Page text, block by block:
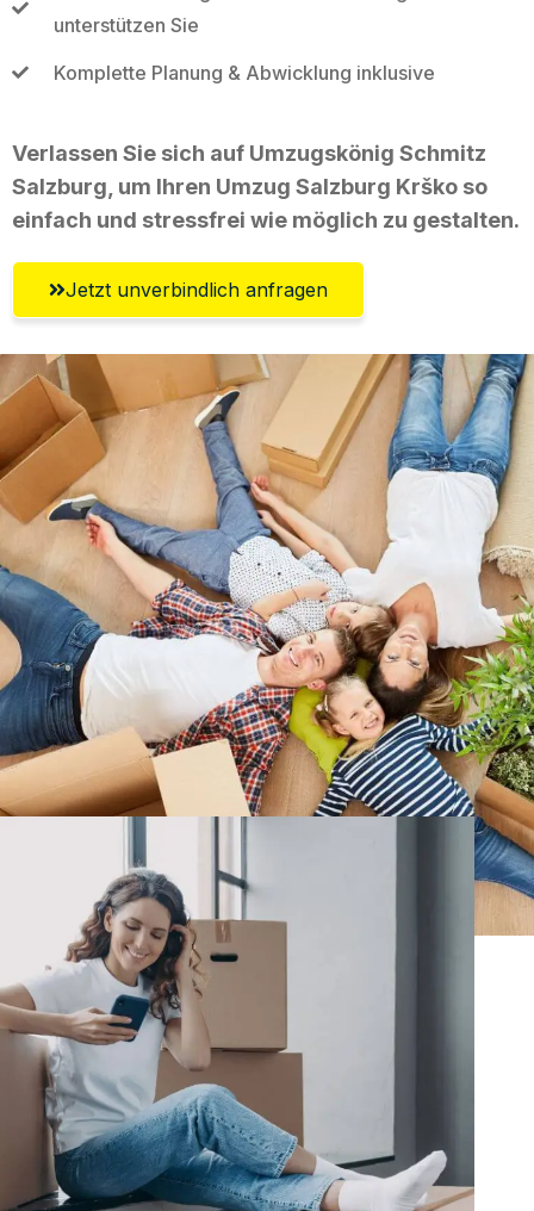
unterstützen Sie
Komplette Planung & Abwicklung inklusive
Verlassen Sie sich auf Umzugskönig Schmitz
Salzburg, um Ihren Umzug Salzburg Krško so
einfach und stressfrei wie möglich zu gestalten.
Jetzt unverbindlich anfragen